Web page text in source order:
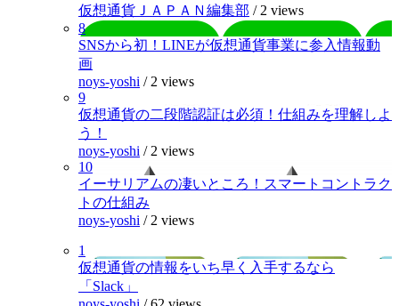
仮想通貨ＪＡＰＡＮ編集部 / 2 views
8
SNSから初！LINEが仮想通貨事業に参入情報動
画
noys-yoshi / 2 views
9
仮想通貨の二段階認証は必須！仕組みを理解しよ
う！
noys-yoshi / 2 views
10
イーサリアムの凄いところ！スマートコントラク
トの仕組み
noys-yoshi / 2 views
1
仮想通貨の情報をいち早く入手するなら
「Slack」